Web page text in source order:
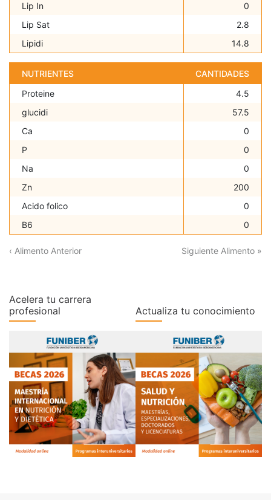
Lip In
0
Lip Sat
2.8
Lipidi
14.8
NUTRIENTES
CANTIDADES
Proteine
4.5
glucidi
57.5
Ca
0
P
0
Na
0
Zn
200
Acido folico
0
B6
0
‹ Alimento Anterior Siguiente Alimento »
Acelera tu carrera
profesional
Actualiza tu conocimiento